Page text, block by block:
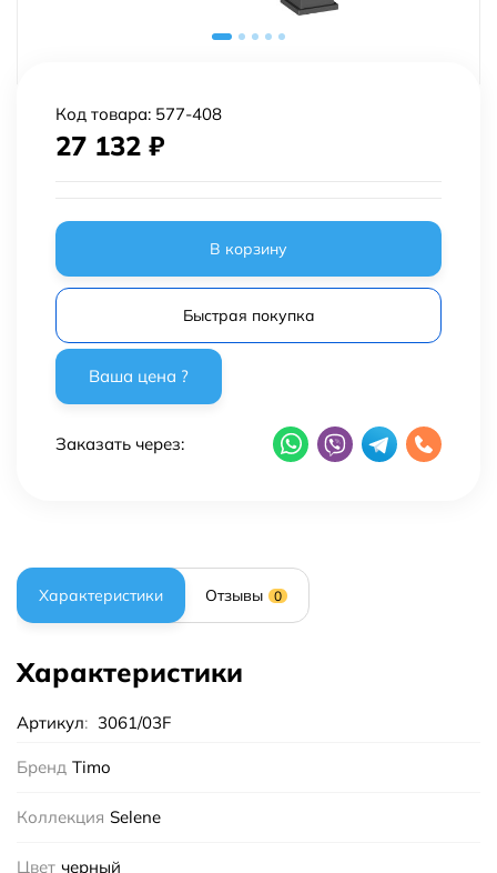
Код товара: 577-408
27 132 ₽
В корзину
Быстрая покупка
Заказать через:
Характеристики Отзывы 0
Характеристики
Артикул: 3061/03F
Бренд Timo
Коллекция Selene
Цвет черный